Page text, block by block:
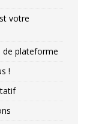
votre
de plateforme
!